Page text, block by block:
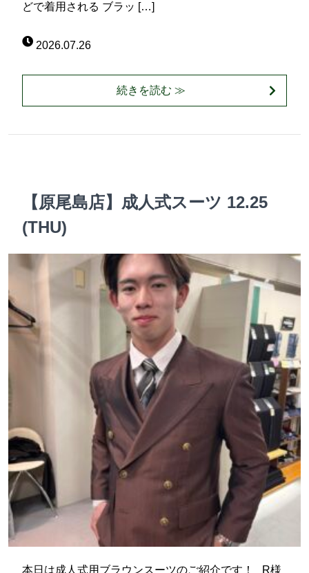
どで着用される ブラッ […]
2026.07.26
続きを読む ≫
【原尾島店】成人式スーツ 12.25
(THU)
本日は成人式用ブラウンスーツのご紹介です！ R様